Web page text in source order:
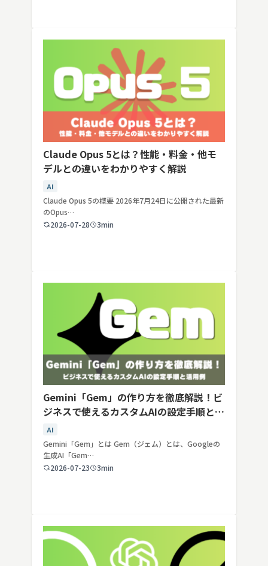
Claude Opus 5とは？性能・料金・他モ
デルとの違いをわかりやすく解説
AI
Claude Opus 5の概要 2026年7月24日に公開された最新
のOpus…
2026-07-28
3min
Gemini「Gem」の作り方を徹底解説！ビ
ジネスで使えるカスタムAIの設定手順と活
用例
AI
Gemini「Gem」とは Gem（ジェム）とは、Googleの
生成AI「Gem…
2026-07-23
3min